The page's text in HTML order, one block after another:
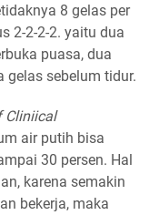
8 gelas per
2-2-2-2. yaitu dua
puasa, dua
gelas sebelum tidur.
Cliniical
air putih bisa
30 persen. Hal
karena semakin
bekerja, maka